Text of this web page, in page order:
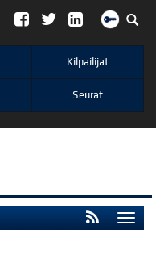
Kilpailijat
Seurat